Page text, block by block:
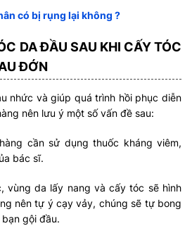
có bị rụng lại không ?
DA ĐẦU SAU KHI CẤY TÓC
ĐỚN
nhức và giúp quá trình hồi phục diễn
nên lưu ý một số vấn đề sau:
cần sử dụng thuốc kháng viêm,
bác sĩ.
vùng da lấy nang và cấy tóc sẽ hình
nên tự ý cạy vảy, chúng sẽ tự bong
gội đầu.